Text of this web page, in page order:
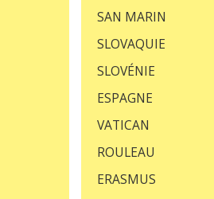
SAN MARIN
SLOVAQUIE
SLOVÉNIE
ESPAGNE
VATICAN
ROULEAU
ERASMUS